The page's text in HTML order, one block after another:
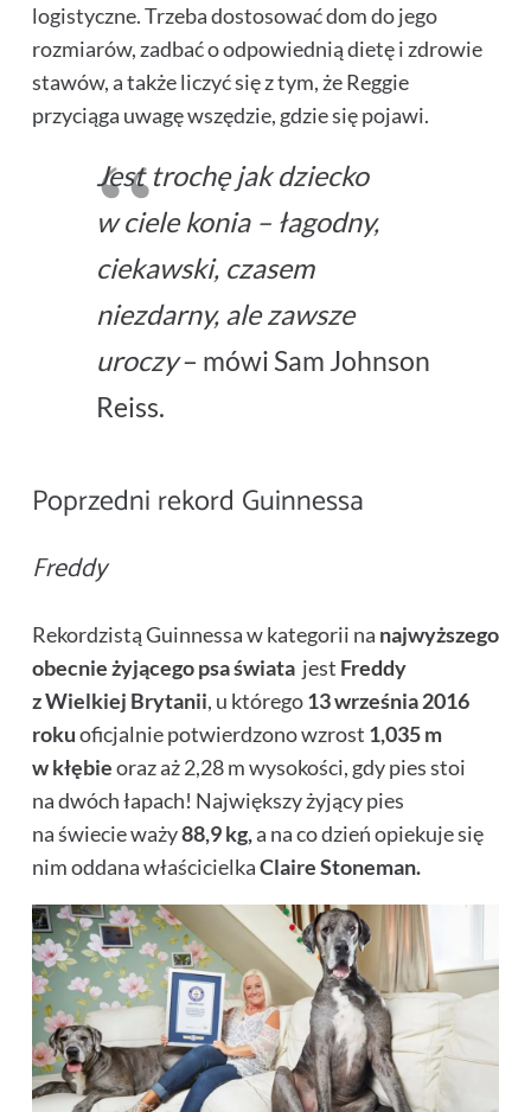
logistyczne. Trzeba dostosować dom do jego
rozmiarów, zadbać o odpowiednią dietę i zdrowie
stawów, a także liczyć się z tym, że Reggie
przyciąga uwagę wszędzie, gdzie się pojawi.
Jest trochę jak dziecko
w ciele konia – łagodny,
ciekawski, czasem
niezdarny, ale zawsze
uroczy– mówi Sam Johnson
Reiss.
Poprzedni rekord Guinnessa
Freddy
Rekordzistą Guinnessa w kategorii na najwyższego
obecnie żyjącego psa świata jest Freddy
z Wielkiej Brytanii, u którego13 września 2016
rokuoficjalnie potwierdzono wzrost 1,035 m
w kłębieoraz aż 2,28 m wysokości, gdy pies stoi
na dwóch łapach! Największy żyjący pies
na świecie waży88,9 kg,a na co dzień opiekuje się
nim oddana właścicielkaClaire Stoneman.